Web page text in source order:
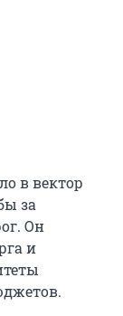
в вектор
за
Он
и